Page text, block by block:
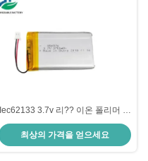
Iec62133 3.7v 리?? 이온 폴리머 배
터리 팩 대용량 854576 3700mah
노트북용
최상의 가격을 얻으세요